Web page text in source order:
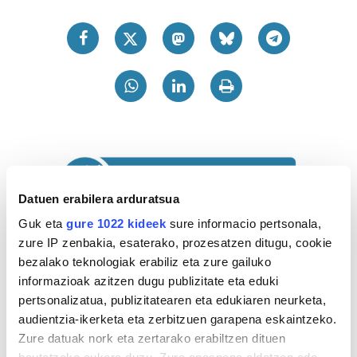
Datuen erabilera arduratsua
Guk eta gure 1022 kideek sure informacio pertsonala,
zure IP zenbakia, esaterako, prozesatzen ditugu, cookie
bezalako teknologiak erabiliz eta zure gailuko
informazioak azitzen dugu publizitate eta eduki
pertsonalizatua, publizitatearen eta edukiaren neurketa,
audientzia-ikerketa eta zerbitzuen garapena eskaintzeko.
Zure datuak nork eta zertarako erabiltzen dituen